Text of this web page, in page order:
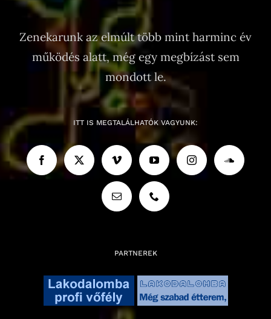
Zenekarunk az elmúlt több mint harminc év
működés alatt, még egy megbízást sem
mondott le.
ITT IS MEGTALÁLHATÓK VAGYUNK:
PARTNEREK